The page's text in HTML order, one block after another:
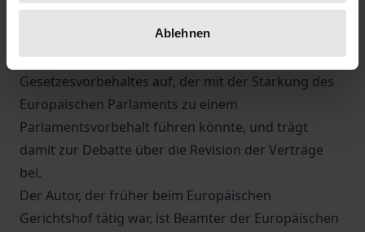
Ablehnen
sich an die an verfassungsrechtlichen Fragen der
Europäischen Union Interessierten. Sie zeichnet die
Entwicklung eines europäischen
Gesetzesvorbehaltes auf, der mit der Stärkung des
Europäischen Parlaments zu einem
Parlamentsvorbehalt führen könnte, und trägt
damit zur Debatte über die Revision der Verträge
bei.
Der Autor, der früher beim Europäischen
Gerichtshof tätig war, ist Beamter der Europäischen